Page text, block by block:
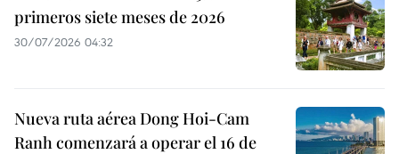
primeros siete meses de 2026
30/07/2026 04:32
Nueva ruta aérea Dong Hoi-Cam
Ranh comenzará a operar el 16 de